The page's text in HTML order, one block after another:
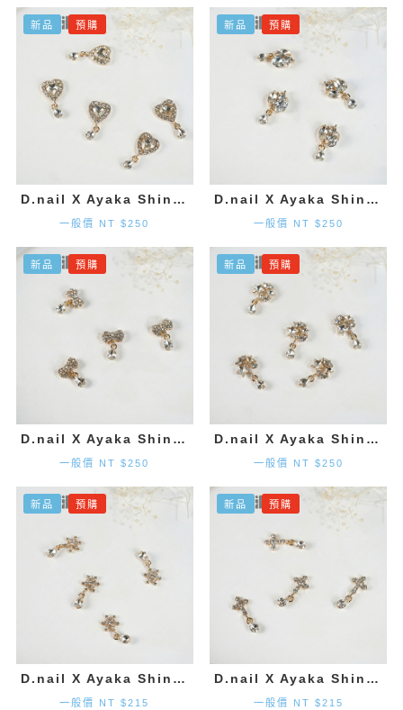
新品 預購
D.nail X Ayaka Shinohara 愛心墜飾-金色 (2入)
一般價 NT $250
新品 預購
D.nail X Ayaka Shinohara 造型墜飾-金色 (2入)
一般價 NT $250
新品 預購
D.nail X Ayaka Shinohara 領結墜飾-金色 (2入)
一般價 NT $250
新品 預購
D.nail X Ayaka Shinohara 星星墜飾-金色 (2入)
一般價 NT $250
新品 預購
D.nail X Ayaka Shinohara 雪花墜飾-金色 (2入)
一般價 NT $215
新品 預購
D.nail X Ayaka Shinohara 十字墜飾-金色 (2入)
一般價 NT $215